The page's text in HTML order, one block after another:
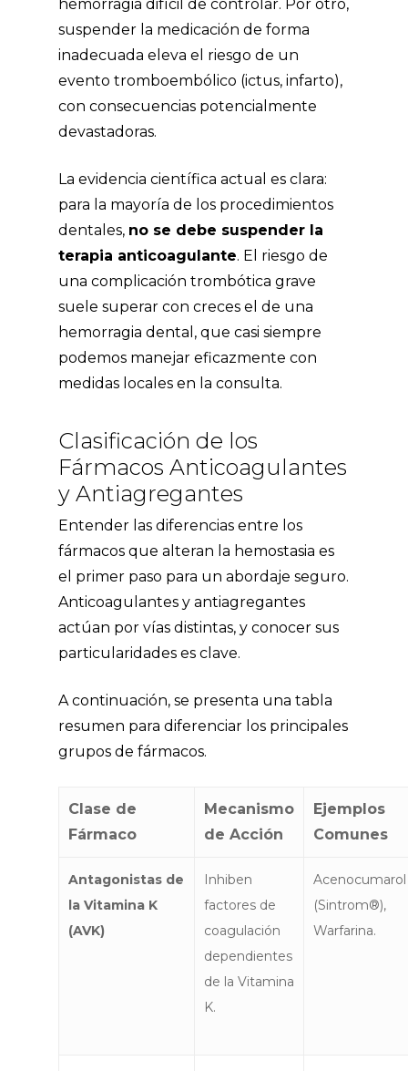
hemorragia difícil de controlar. Por otro,
suspender la medicación de forma
inadecuada eleva el riesgo de un
evento tromboembólico (ictus, infarto),
con consecuencias potencialmente
devastadoras.
La evidencia científica actual es clara:
para la mayoría de los procedimientos
dentales, no se debe suspender la
terapia anticoagulante. El riesgo de
una complicación trombótica grave
suele superar con creces el de una
hemorragia dental, que casi siempre
podemos manejar eficazmente con
medidas locales en la consulta.
Clasificación de los
Fármacos Anticoagulantes
y Antiagregantes
Entender las diferencias entre los
fármacos que alteran la hemostasia es
el primer paso para un abordaje seguro.
Anticoagulantes y antiagregantes
actúan por vías distintas, y conocer sus
particularidades es clave.
A continuación, se presenta una tabla
resumen para diferenciar los principales
grupos de fármacos.
Clase de
Fármaco
Mecanismo
de Acción
Ejemplos
Comunes
Antagonistas de
la Vitamina K
(AVK)
Inhiben
factores de
coagulación
dependientes
de la Vitamina
K.
Acenocumarol
(Sintrom®),
Warfarina.